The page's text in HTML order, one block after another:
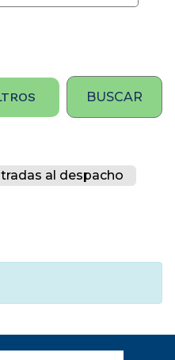
al despacho